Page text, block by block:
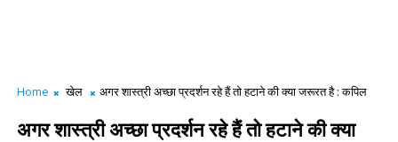
Home खेल अगर शास्त्री अच्छा प्रदर्शन रहे हैं तो हटाने की क्या जरूरत है : कपिल
अगर शास्त्री अच्छा प्रदर्शन रहे हैं तो हटाने की क्या